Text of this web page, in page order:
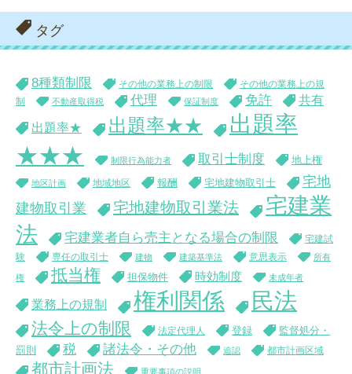
タグ
8種類制限 その他の業務上の制限
その他の業務上の規
制
不動産取得税 代理 保証制度 免許 共有
出題率★ 出題率★★
出題率
★★★
制限行為能力者 取引士制度 地上権
地区計画 地域地区 報酬 宅地建物取引士
宅地
建物取引業
宅地建物取引業法
宅建業
法
宅建業者自ら売主となる場合の制限
宅建試
験
専任の取引士 建物 建築基準法 意思表示 所有
権 抵当権 担保物件 時効制度 未成年者
業務上の規制 権利関係 民法
法令上の制限 法定代理人 登録
監督処分・
罰則
税 諸法令・その他 追認 都市計画区域
都市計画法 重要事項の説明